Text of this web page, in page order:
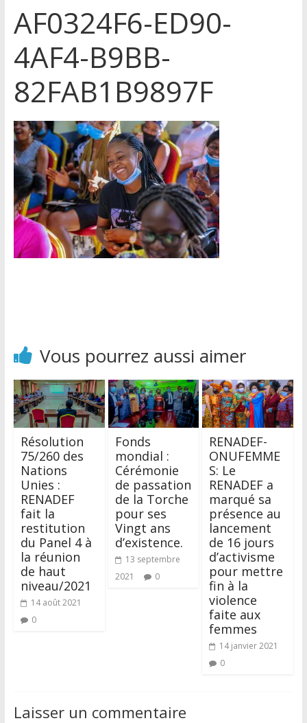
AF0324F6-ED90-
4AF4-B9BB-
82FAB1B9897F
Vous pourrez aussi aimer
Résolution
75/260 des
Nations
Unies :
RENADEF
fait la
restitution
du Panel 4 à
la réunion
de haut
niveau/2021
14 août 2021
0
Fonds
mondial :
Cérémonie
de passation
de la Torche
pour ses
Vingt ans
d’existence.
13 septembre
2021
0
RENADEF-
ONUFEMME
S: Le
RENADEF a
marqué sa
présence au
lancement
de 16 jours
d’activisme
pour mettre
fin à la
violence
faite aux
femmes
14 janvier 2021
0
Laisser un commentaire